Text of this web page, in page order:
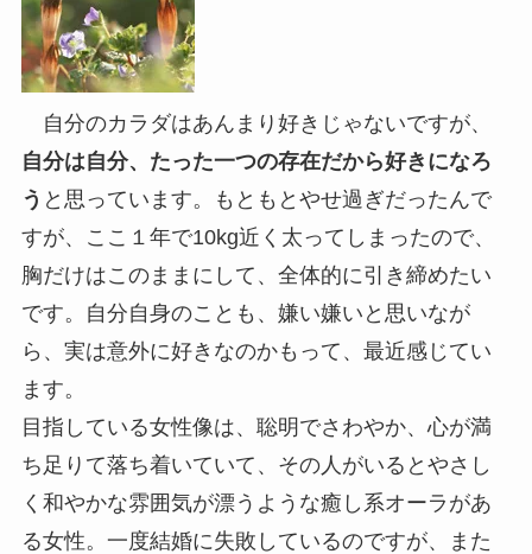
自分のカラダはあんまり好きじゃないですが、
自分は自分、たった一つの存在だから好きになろ
う と思っています。もともとやせ過ぎだったんで
すが、ここ１年で10kg近く太ってしまったので、
胸だけはこのままにして、全体的に引き締めたい
です。自分自身のことも、嫌い嫌いと思いなが
ら、実は意外に好きなのかもって、最近感じてい
ます。
目指している女性像は、聡明でさわやか、心が満
ち足りて落ち着いていて、その人がいるとやさし
く和やかな雰囲気が漂うような癒し系オーラがあ
る女性。一度結婚に失敗しているのですが、また